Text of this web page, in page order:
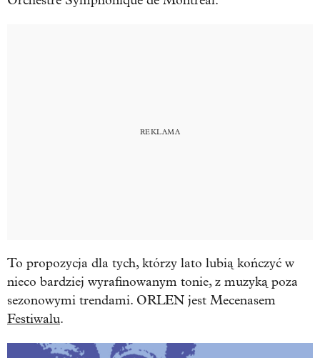
To propozycja dla tych, którzy lato lubią kończyć w
nieco bardziej wyrafinowanym tonie, z muzyką poza
sezonowymi trendami. ORLEN jest Mecenasem
Festiwalu.